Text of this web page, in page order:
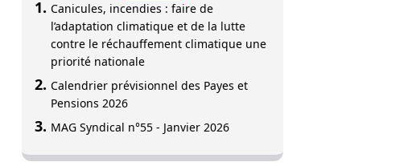
Canicules, incendies : faire de
l’adaptation climatique et de la lutte
contre le réchauffement climatique une
priorité nationale
Calendrier prévisionnel des Payes et
Pensions 2026
MAG Syndical n°55 - Janvier 2026